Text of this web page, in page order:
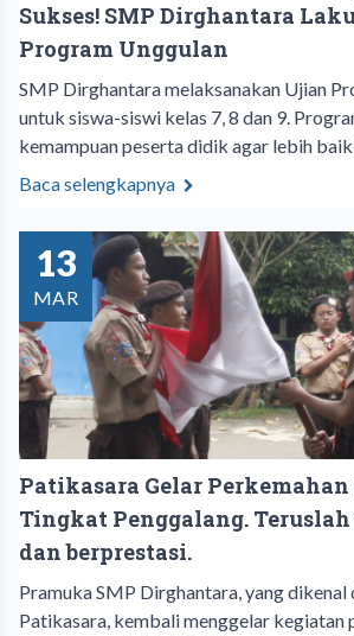
Sukses! SMP Dirghantara
Program Unggulan
SMP Dirghantara melaksanakan Ujian
untuk siswa-siswi kelas 7, 8 dan 9.
kemampuan peserta didik agar lebih
Baca selengkapnya
13
MAR
Patikasara Gelar
Tingkat Penggalang.
dan berprestasi.
Pramuka SMP Dirghantara, yang dikenal
Patikasara, kembali menggelar kegiatan